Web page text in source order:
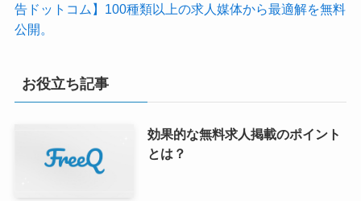
告ドットコム】100種類以上の求人媒体から最適解を無料
公開。
お役立ち記事
効果的な無料求人掲載のポイント
とは？